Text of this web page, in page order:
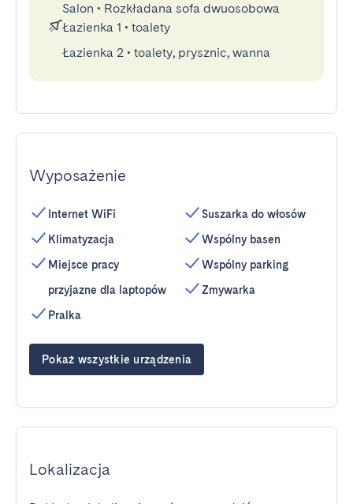
Salon • Rozkładana sofa dwuosobowa
Łazienka 1 • toalety
Łazienka 2 • toalety, prysznic, wanna
Wyposażenie
Internet WiFi
Klimatyzacja
Miejsce pracy
przyjazne dla laptopów
Pralka
Suszarka do włosów
Wspólny basen
Wspólny parking
Zmywarka
Pokaż wszystkie urządzenia
Lokalizacja